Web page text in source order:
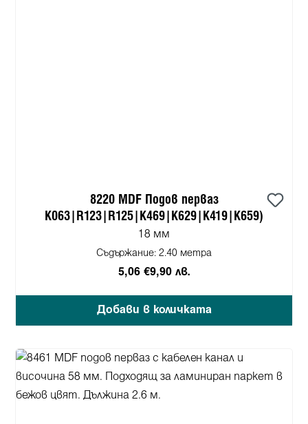
8220 MDF Подов перваз
K063|R123|R125|K469|K629|K419|K659)
18 мм
Съдържание: 2.40 метра
5,06 €9,90 лв.
Добави в количката